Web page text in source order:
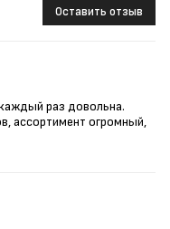
Оставить отзыв
раз довольна.
ассортимент огромный,